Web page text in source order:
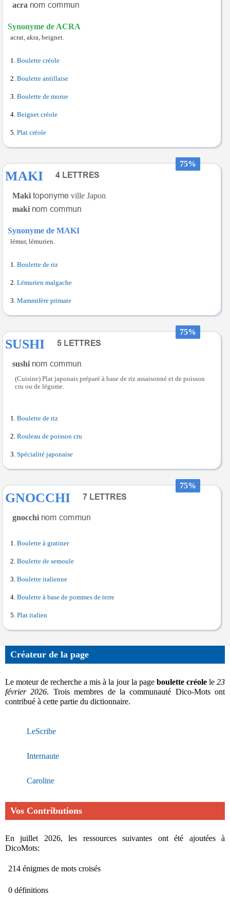
acra
Synonyme de ACRA
acrat, akra, beignet.
Boulette créole
Boulette antillaise
Boulette de morue
Beignet créole
Plat créole
75%
MAKI
Maki
ville Japon
maki
Synonyme de MAKI
lémur, lémurien.
Boulette de riz
Lémurien malgache
Mammifère primate
75%
SUSHI
sushi
(Cuisine) Plat japonais préparé à base de riz assaisonné et de poisson
cru ou de légume.
Boulette de riz
Rouleau de poisson cru
Spécialité japonaise
75%
GNOCCHI
gnocchi
Boulette à gratiner
Boulette de semoule
Boulette italienne
Boulette à base de pommes de terre
Plat italien
Créateur de la page
Le moteur de recherche a mis à la jour la page boulette créolele23
février 2026. Trois membres de la communauté Dico-Mots ont
contribué à cette partie du dictionnaire.
LeScribe
Internaute
Caroline
Vos Contributions
En juillet 2026, les ressources suivantes ont été ajoutées à
DicoMots:
214 énigmes de mots croisés
0 définitions